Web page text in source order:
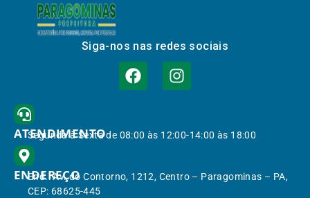
Siga-nos nas redes sociais
ATENDIMENTO
Segunda à Sexta de 08:00 às 12:00-14:00 às 18:00
ENDEREÇO
End.: Av. do Contorno, 1212, Centro – Paragominas – PA,
CEP: 68625-445